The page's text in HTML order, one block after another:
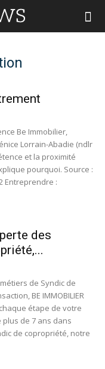
Be Immobilier,
Lorrain-Abadie (ndlr
et la proximité
pourquoi. Source :
Entreprendre :
des
de Syndic de
BE IMMOBILIER
étape de votre
plus de 7 ans dans
de copropriété, notre